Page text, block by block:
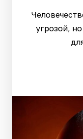
угрозой,